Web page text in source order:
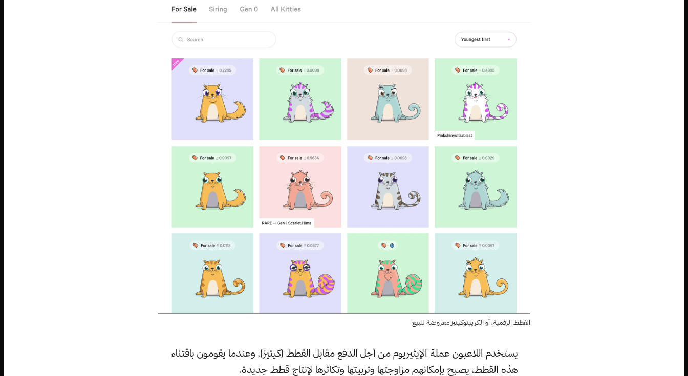
القطط الرقمية، أو الكريبتوكيتيز معروضة للبيع
يستخدم اللاعبون عملة الإيثيريوم من أجل الدفع مقابل القطط (كيتيز)، وعندما يقومون باقتناء
هذه القطط، يصبح بإمكانهم مزاوجتها وتربيتها وتكاثرها لإنتاج قطط جديدة.